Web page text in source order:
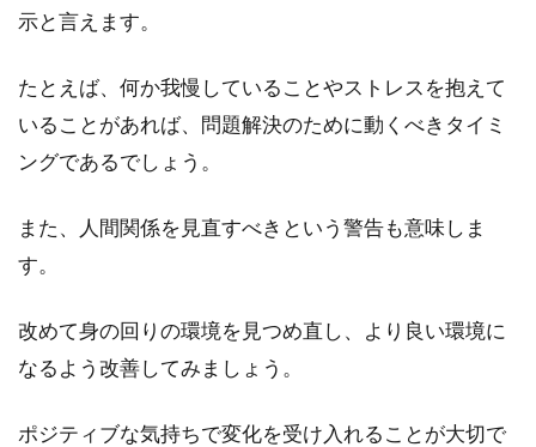
⑤車
の中
震が
くる
夢
てい
起こ
る夢
⑦知
示と言えます。
たとえば、何か我慢していることやストレスを抱えて
いることがあれば、問題解決のために動くべきタイミ
ングであるでしょう。
また、人間関係を見直すべきという警告も意味しま
す。
改めて身の回りの環境を見つめ直し、より良い環境に
なるよう改善してみましょう。
ポジティブな気持ちで変化を受け入れることが大切で